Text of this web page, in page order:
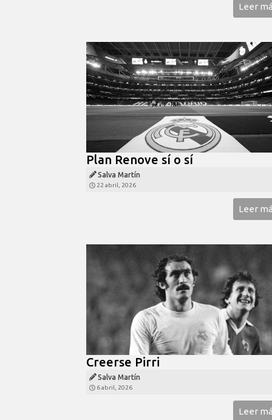
Leer
Plan Renove sí o sí
Salva Martín
22 abril, 2026
Leer
Creerse Pirri
Salva Martín
6 abril, 2026
Leer